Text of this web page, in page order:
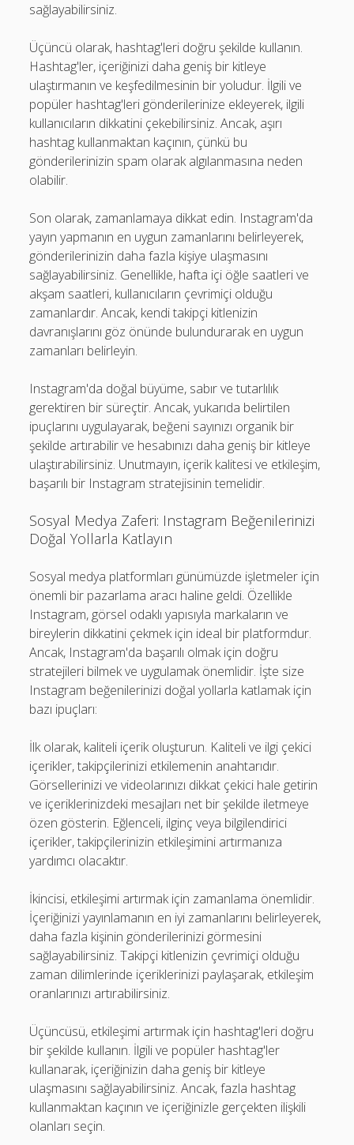
sağlayabilirsiniz.
Üçüncü olarak, hashtag'leri doğru şekilde kullanın.
Hashtag'ler, içeriğinizi daha geniş bir kitleye
ulaştırmanın ve keşfedilmesinin bir yoludur. İlgili ve
popüler hashtag'leri gönderilerinize ekleyerek, ilgili
kullanıcıların dikkatini çekebilirsiniz. Ancak, aşırı
hashtag kullanmaktan kaçının, çünkü bu
gönderilerinizin spam olarak algılanmasına neden
olabilir.
Son olarak, zamanlamaya dikkat edin. Instagram'da
yayın yapmanın en uygun zamanlarını belirleyerek,
gönderilerinizin daha fazla kişiye ulaşmasını
sağlayabilirsiniz. Genellikle, hafta içi öğle saatleri ve
akşam saatleri, kullanıcıların çevrimiçi olduğu
zamanlardır. Ancak, kendi takipçi kitlenizin
davranışlarını göz önünde bulundurarak en uygun
zamanları belirleyin.
Instagram'da doğal büyüme, sabır ve tutarlılık
gerektiren bir süreçtir. Ancak, yukarıda belirtilen
ipuçlarını uygulayarak, beğeni sayınızı organik bir
şekilde artırabilir ve hesabınızı daha geniş bir kitleye
ulaştırabilirsiniz. Unutmayın, içerik kalitesi ve etkileşim,
başarılı bir Instagram stratejisinin temelidir.
Sosyal Medya Zaferi: Instagram Beğenilerinizi
Doğal Yollarla Katlayın
Sosyal medya platformları günümüzde işletmeler için
önemli bir pazarlama aracı haline geldi. Özellikle
Instagram, görsel odaklı yapısıyla markaların ve
bireylerin dikkatini çekmek için ideal bir platformdur.
Ancak, Instagram'da başarılı olmak için doğru
stratejileri bilmek ve uygulamak önemlidir. İşte size
Instagram beğenilerinizi doğal yollarla katlamak için
bazı ipuçları:
İlk olarak, kaliteli içerik oluşturun. Kaliteli ve ilgi çekici
içerikler, takipçilerinizi etkilemenin anahtarıdır.
Görsellerinizi ve videolarınızı dikkat çekici hale getirin
ve içeriklerinizdeki mesajları net bir şekilde iletmeye
özen gösterin. Eğlenceli, ilginç veya bilgilendirici
içerikler, takipçilerinizin etkileşimini artırmanıza
yardımcı olacaktır.
İkincisi, etkileşimi artırmak için zamanlama önemlidir.
İçeriğinizi yayınlamanın en iyi zamanlarını belirleyerek,
daha fazla kişinin gönderilerinizi görmesini
sağlayabilirsiniz. Takipçi kitlenizin çevrimiçi olduğu
zaman dilimlerinde içeriklerinizi paylaşarak, etkileşim
oranlarınızı artırabilirsiniz.
Üçüncüsü, etkileşimi artırmak için hashtag'leri doğru
bir şekilde kullanın. İlgili ve popüler hashtag'ler
kullanarak, içeriğinizin daha geniş bir kitleye
ulaşmasını sağlayabilirsiniz. Ancak, fazla hashtag
kullanmaktan kaçının ve içeriğinizle gerçekten ilişkili
olanları seçin.